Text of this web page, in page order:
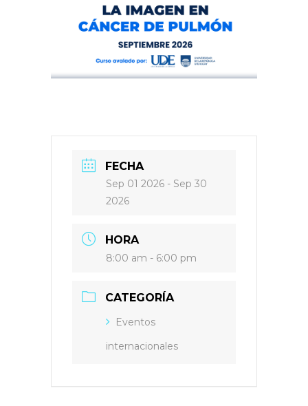
FECHA
Sep 01 2026 - Sep 30
2026
HORA
8:00 am - 6:00 pm
CATEGORÍA
Eventos
internacionales